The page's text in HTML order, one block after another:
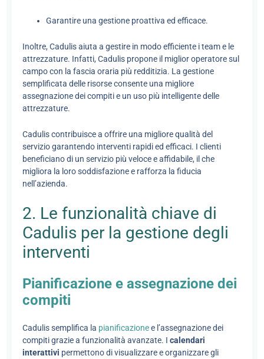
Garantire una gestione proattiva ed efficace.
Inoltre, Cadulis aiuta a gestire in modo efficiente i team e le
attrezzature. Infatti, Cadulis propone il miglior operatore sul
campo con la fascia oraria più redditizia. La gestione
semplificata delle risorse consente una migliore
assegnazione dei compiti e un uso più intelligente delle
attrezzature.
Cadulis contribuisce a offrire una migliore qualità del
servizio garantendo interventi rapidi ed efficaci. I clienti
beneficiano di un servizio più veloce e affidabile, il che
migliora la loro soddisfazione e rafforza la fiducia
nell’azienda.
2. Le funzionalità chiave di
Cadulis per la gestione degli
interventi
Pianificazione e assegnazione dei
compiti
Cadulis semplifica la pianificazionee l’assegnazione dei
compiti grazie a funzionalità avanzate. Icalendari
interattivi permettono di visualizzare e organizzare gli